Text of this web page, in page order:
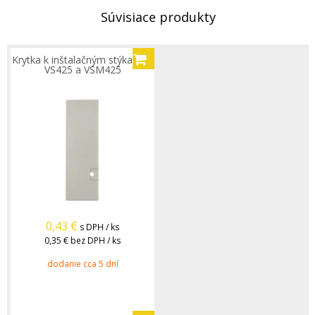
Súvisiace produkty
Krytka k inštalačným stýkačom
VS425 a VSM425
0,43 € s DPH / ks
0,35 €bez DPH / ks
dodanie cca 5 dní